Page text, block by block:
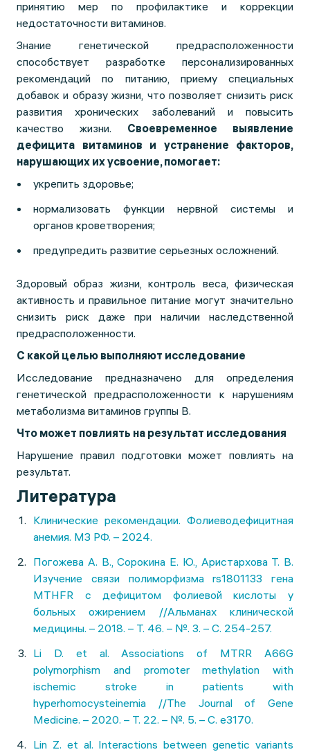
принятию мер по профилактике и коррекции
недостаточности витаминов.
Знание генетической предрасположенности
способствует разработке персонализированных
рекомендаций по питанию, приему специальных
добавок и образу жизни, что позволяет снизить риск
развития хронических заболеваний и повысить
качество жизни. Своевременное выявление
дефицита витаминов и устранение факторов,
нарушающих их усвоение, помогает:
укрепить здоровье;
нормализовать функции нервной системы и
органов кроветворения;
предупредить развитие серьезных осложнений.
Здоровый образ жизни, контроль веса, физическая
активность и правильное питание могут значительно
снизить риск даже при наличии наследственной
предрасположенности.
С какой целью выполняют исследование
Исследование предназначено для определения
генетической предрасположенности к нарушениям
метаболизма витаминов группы В.
Что может повлиять на результат исследования
Нарушение правил подготовки может повлиять на
результат.
Литература
Клинические рекомендации. Фолиеводефицитная
анемия. МЗ РФ. – 2024.
Погожева А. В., Сорокина Е. Ю., Аристархова Т. В.
Изучение связи полиморфизма rs1801133 гена
MTHFR c дефицитом фолиевой кислоты у
больных ожирением //Альманах клинической
медицины. – 2018. – Т. 46. – №. 3. – С. 254-257.
Li D. et al. Associations of MTRR A66G
polymorphism and promoter methylation with
ischemic stroke in patients with
hyperhomocysteinemia //The Journal of Gene
Medicine. – 2020. – Т. 22. – №. 5. – С. e3170.
Lin Z. et al. Interactions between genetic variants